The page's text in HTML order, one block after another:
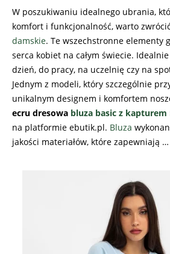
W poszukiwaniu idealnego ubrania,
komfort i funkcjonalność, warto
damskie. Te wszechstronne elementy
serca kobiet na całym świecie.
dzień, do pracy, na uczelnię czy na
Jednym z modeli, który szczególnie
unikalnym designem i komfortem
ecru dresowa bluza basic z kapturem
na platformie ebutik.pl. Bluza
jakości materiałów, które zapewniają …